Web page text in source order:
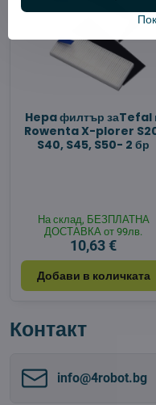
Hepa филтър заTefal
Rowenta X-plorer
S40, S45, S50- 2 бр
На склад, БЕЗПЛАТНА
ДОСТАВКА от 99лв.
10,63 €
Добави в количката
Контакт
info​@4robot​.bg